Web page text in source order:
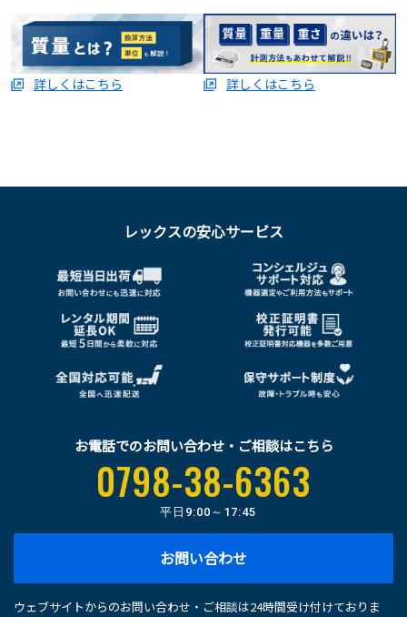
詳しくはこちら 詳しくはこちら
レックスの安心サービス
お電話でのお問い合わせ・ご相談はこちら
0798-38-6363
平日 9:00～17:45
お問い合わせ
ウェブサイトからのお問い合わせ・ご相談は24時間受け付けておりま